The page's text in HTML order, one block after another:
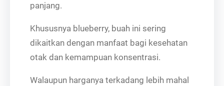
panjang.
Khususnya blueberry, buah ini sering
dikaitkan dengan manfaat bagi kesehatan
otak dan kemampuan konsentrasi.
Walaupun harganya terkadang lebih mahal